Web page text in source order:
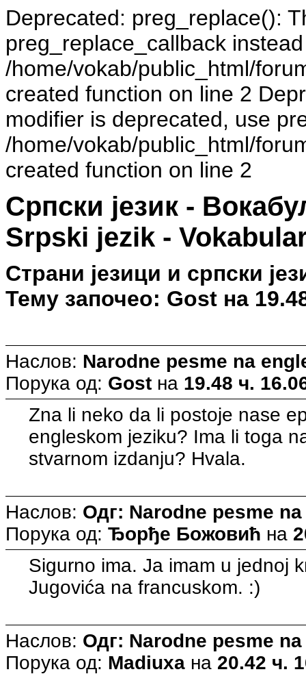
Deprecated: preg_replace():
preg_replace_callback
/home/vokab/public_html/
created function on line 2
modifier is deprecated, use
/home/vokab/public_html/
created function on line 2
Српски језик -
Srpski jezik -
Страни језици и српски
Тему започео: Gost на
Наслов: Narodne pesme na
Порука од: Gost на 19.48 ч.
Zna li neko da li postoje nase
engleskom jeziku? Ima li toga
stvarnom izdanju? Hvala.
Наслов: Одг: Narodne pesme
Порука од: Ђорђе Божовић на
Sigurno ima. Ja imam u jednoj
Jugovića na francuskom. :)
Наслов: Одг: Narodne pesme
Порука од: Madiuxa на 20.42 ч.